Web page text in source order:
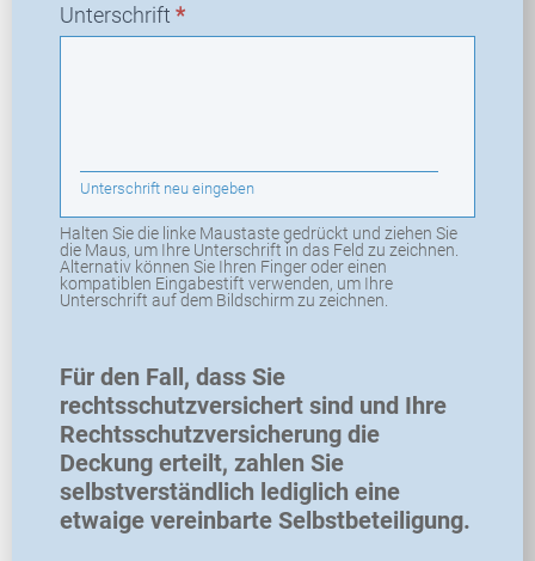
Unterschrift *
Unterschrift neu eingeben
Halten Sie die linke Maustaste gedrückt und ziehen Sie
die Maus, um Ihre Unterschrift in das Feld zu zeichnen.
Alternativ können Sie Ihren Finger oder einen
kompatiblen Eingabestift verwenden, um Ihre
Unterschrift auf dem Bildschirm zu zeichnen.
Für den Fall, dass Sie
rechtsschutzversichert sind und Ihre
Rechtsschutzversicherung die
Deckung erteilt, zahlen Sie
selbstverständlich lediglich eine
etwaige vereinbarte Selbstbeteiligung.